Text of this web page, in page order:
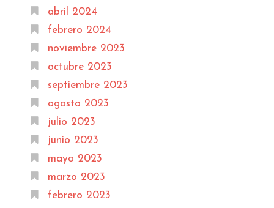
abril 2024
febrero 2024
noviembre 2023
octubre 2023
septiembre 2023
agosto 2023
julio 2023
junio 2023
mayo 2023
marzo 2023
febrero 2023